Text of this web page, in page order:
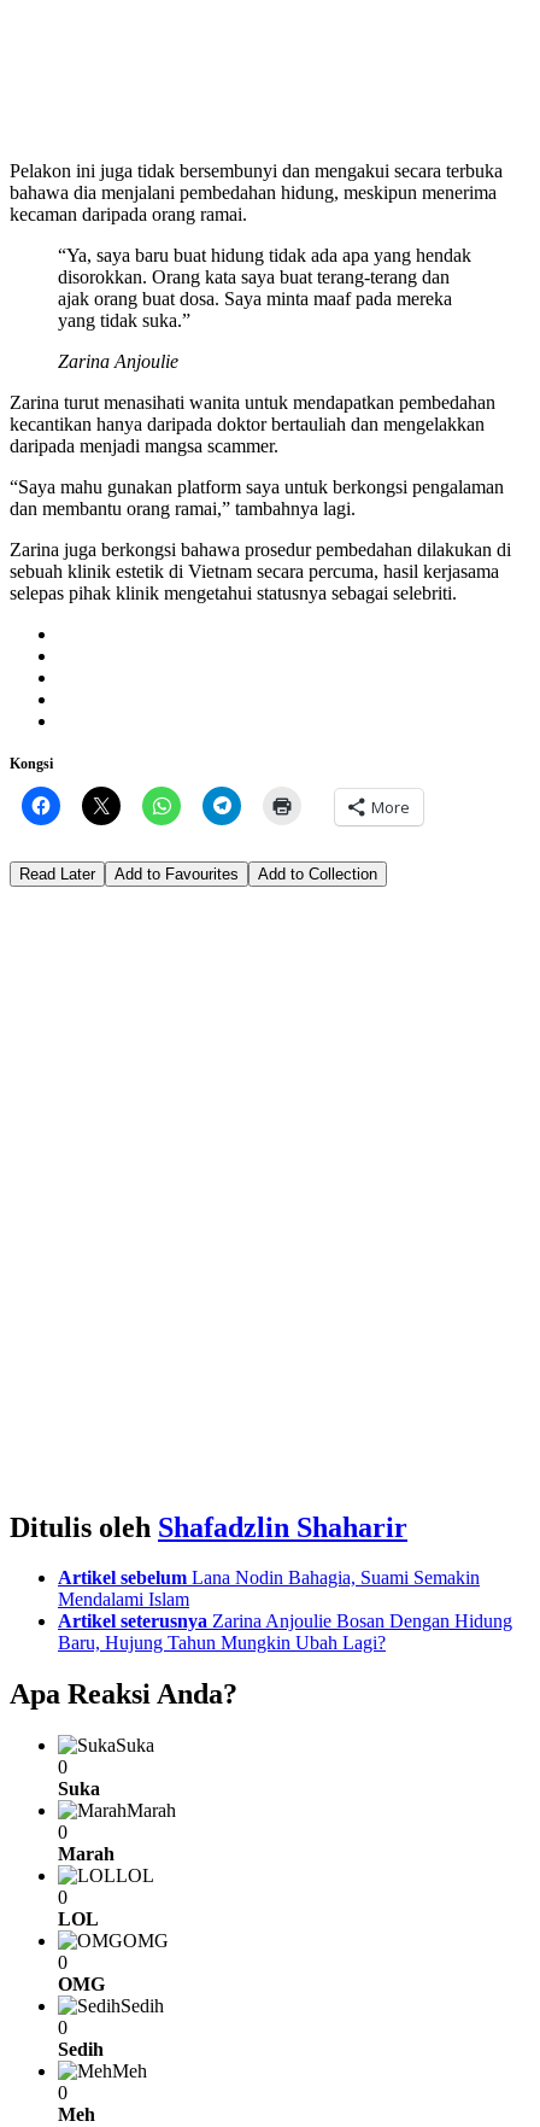
Pelakon ini juga tidak bersembunyi dan mengakui secara terbuka
bahawa dia menjalani pembedahan hidung, meskipun menerima
kecaman daripada orang ramai.
“Ya, saya baru buat hidung tidak ada apa yang hendak
disorokkan. Orang kata saya buat terang-terang dan
ajak orang buat dosa. Saya minta maaf pada mereka
yang tidak suka.”
Zarina Anjoulie
Zarina turut menasihati wanita untuk mendapatkan pembedahan
kecantikan hanya daripada doktor bertauliah dan mengelakkan
daripada menjadi mangsa scammer.
“Saya mahu gunakan platform saya untuk berkongsi pengalaman
dan membantu orang ramai,” tambahnya lagi.
Zarina juga berkongsi bahawa prosedur pembedahan dilakukan di
sebuah klinik estetik di Vietnam secara percuma, hasil kerjasama
selepas pihak klinik mengetahui statusnya sebagai selebriti.
Kongsi
More
Read Later Add to Favourites Add to Collection
Ditulis oleh Shafadzlin Shaharir
Artikel sebelum Lana Nodin Bahagia, Suami Semakin
Mendalami Islam
Artikel seterusnya Zarina Anjoulie Bosan Dengan Hidung
Baru, Hujung Tahun Mungkin Ubah Lagi?
Apa Reaksi Anda?
Suka
0
Suka
Marah
0
Marah
LOL
0
LOL
OMG
0
OMG
Sedih
0
Sedih
Meh
0
Meh